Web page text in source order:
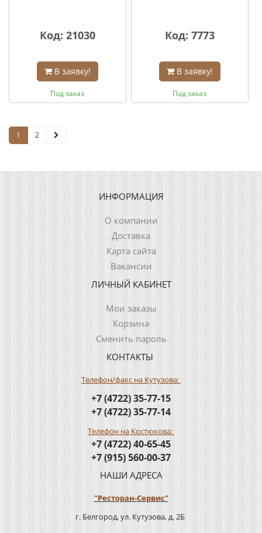
Код: 21030
В заявку!
Под заказ
Код: 7773
В заявку!
Под заказ
1 2
ИНФОРМАЦИЯ
О компании
Доставка
Карта сайта
Вакансии
ЛИЧНЫЙ КАБИНЕТ
Мои заказы
Корзина
Сменить пароль
КОНТАКТЫ
Телефон/факс на Кутузова:
+7 (4722) 35-77-15
+7 (4722) 35-77-14
Телефон на Костюкова:
+7 (4722) 40-65-45
+7 (915) 560-00-37
НАШИ АДРЕСА
"Ресторан-Сервис"
г. Белгород, ул. Кутузова, д. 2Б